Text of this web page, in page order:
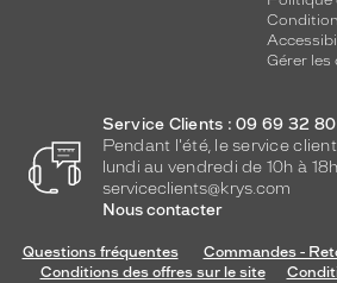
Gérer les
Service Clients : 09 69 32
Pendant l'été, le service
lundi au vendredi de 10h à
serviceclients@krys.com
Nous contacter
Questions fréquentes
Commandes -
Conditions des offres sur le site